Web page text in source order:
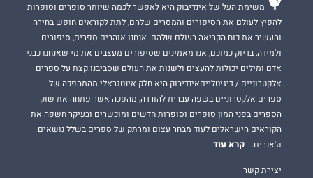
משימת העל של אינדיבוק היא לאפשר לכמה שיותר סופרים וסופרות
להפיץ לעולם את הסיפורים והמסרים שלהם, לתת לקוראים חופש בחירה
והעשיר את כוח הקריאה בעולם שלהם. אנחנו אוהבים ספרים, סיפורים
ולמידה, בדיוק כמוכם, אנו מאמינים שסיפורים מעצבים את מי שאנחנו כבני
אדם ומילים יכולות להעצים ולשנות את העולם שסביבנו.קצת על ספרים
אלקטרוניים / דיגיטלייםאינדיבוק היא חלק אינטגראלי מהמהפכה של
ספרים אלקטרוניים בשפה עברית להורדה, מהפכה אשר פתחה את שוק
הספרים בפני המון סופרים וסופרות חדשים ומוכשרים ובעיקר חשפה את
הקוראים הישראלים לעוד מבחר עצום ומרתק של ספרים בשלל נושאים
וז'אנרים.
קרא עוד
יצירת קשר